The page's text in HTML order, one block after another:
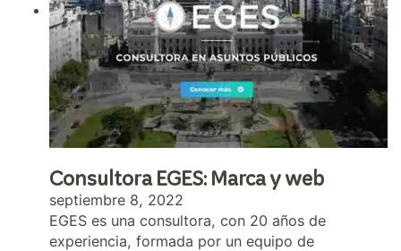
Consultora EGES: Marca y web
septiembre 8, 2022
EGES es una consultora, con 20 años de
experiencia, formada por un equipo de